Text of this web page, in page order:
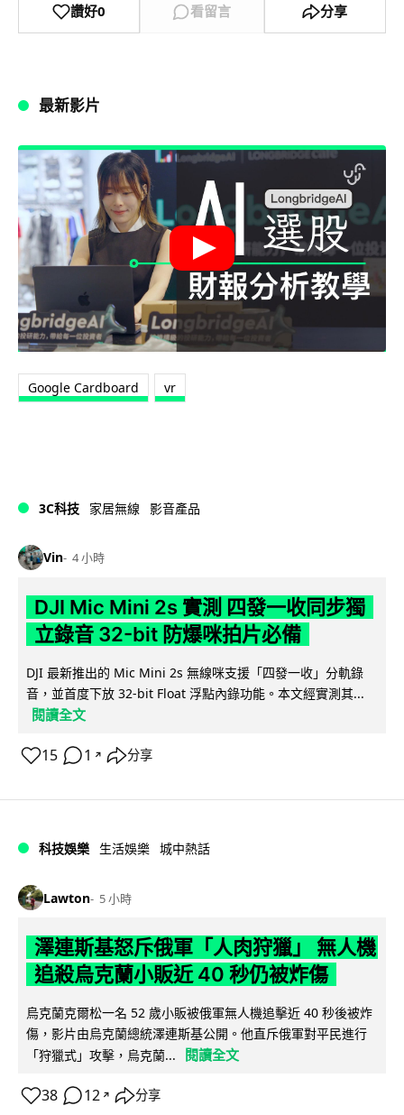
讚好0 看留言 分享
最新影片
Google Cardboard vr
3C科技 家居無線 影音產品
Vin 4 小時
DJI Mic Mini 2s 實測 四發一收同步獨
立錄音 32-bit 防爆咪拍片必備
DJI 最新推出的 Mic Mini 2s 無線咪支援「四發一收」分軌錄
音，並首度下放 32-bit Float 浮點內錄功能。本文經實測其...
閱讀全文
15 1 ↗ 分享
科技娛樂 生活娛樂 城中熱話
Lawton 5 小時
澤連斯基怒斥俄軍「人肉狩獵」 無人機
追殺烏克蘭小販近 40 秒仍被炸傷
烏克蘭克爾松一名 52 歲小販被俄軍無人機追擊近 40 秒後被炸
傷，影片由烏克蘭總統澤連斯基公開。他直斥俄軍對平民進行
「狩獵式」攻擊，烏克蘭...
閱讀全文
38 12 ↗ 分享